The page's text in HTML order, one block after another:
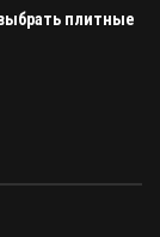
плитные